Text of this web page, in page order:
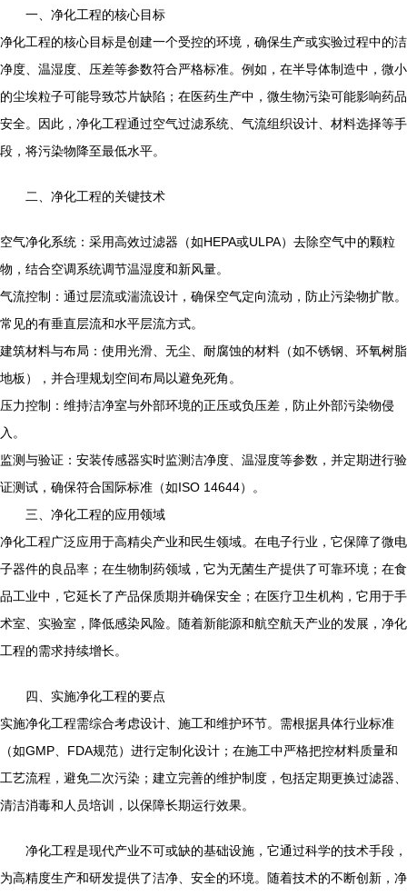
一、净化工程的核心目标
净化工程的核心目标是创建一个受控的环境，确保生产或实验过程中的洁
净度、温湿度、压差等参数符合严格标准。例如，在半导体制造中，微小
的尘埃粒子可能导致芯片缺陷；在医药生产中，微生物污染可能影响药品
安全。因此，净化工程通过空气过滤系统、气流组织设计、材料选择等手
段，将污染物降至最低水平。
二、净化工程的关键技术
空气净化系统：采用高效过滤器（如HEPA或ULPA）去除空气中的颗粒
物，结合空调系统调节温湿度和新风量。
气流控制：通过层流或湍流设计，确保空气定向流动，防止污染物扩散。
常见的有垂直层流和水平层流方式。
建筑材料与布局：使用光滑、无尘、耐腐蚀的材料（如不锈钢、环氧树脂
地板），并合理规划空间布局以避免死角。
压力控制：维持洁净室与外部环境的正压或负压差，防止外部污染物侵
入。
监测与验证：安装传感器实时监测洁净度、温湿度等参数，并定期进行验
证测试，确保符合国际标准（如ISO 14644）。
三、净化工程的应用领域
净化工程广泛应用于高精尖产业和民生领域。在电子行业，它保障了微电
子器件的良品率；在生物制药领域，它为无菌生产提供了可靠环境；在食
品工业中，它延长了产品保质期并确保安全；在医疗卫生机构，它用于手
术室、实验室，降低感染风险。随着新能源和航空航天产业的发展，净化
工程的需求持续增长。
四、实施净化工程的要点
实施净化工程需综合考虑设计、施工和维护环节。需根据具体行业标准
（如GMP、FDA规范）进行定制化设计；在施工中严格把控材料质量和
工艺流程，避免二次污染；建立完善的维护制度，包括定期更换过滤器、
清洁消毒和人员培训，以保障长期运行效果。
净化工程是现代产业不可或缺的基础设施，它通过科学的技术手段，
为高精度生产和研发提供了洁净、安全的环境。随着技术的不断创新，净